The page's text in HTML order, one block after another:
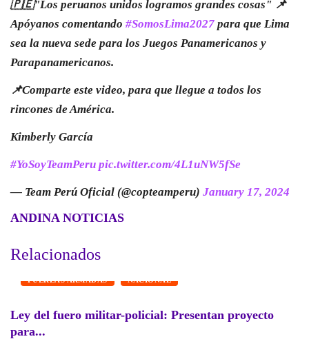
🇵🇪"Los peruanos unidos logramos grandes cosas" 📌
Apóyanos comentando #SomosLima2027 para que Lima
sea la nueva sede para los Juegos Panamericanos y
Parapanamericanos.
📌Comparte este video, para que llegue a todos los
rincones de América.
Kimberly García
#YoSoyTeamPeru pic.twitter.com/4L1uNW5fSe
— Team Perú Oficial (@copteamperu) January 17, 2024
ANDINA NOTICIAS
Relacionados
FUERZAS ARMADAS NACIONAL
Ley del fuero militar-policial: Presentan proyecto
para...